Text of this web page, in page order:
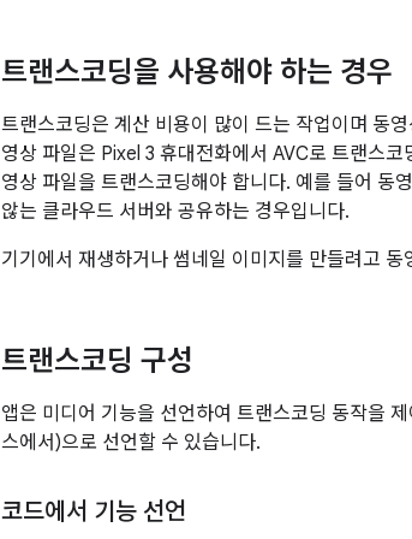
트랜스코딩을 사용해야 하는 경우
트랜스코딩은 계산 비용이 많이 드는 작업이며 동
영상 파일은 Pixel 3 휴대전화에서 AVC로 트랜스
영상 파일을 트랜스코딩해야 합니다. 예를 들어 동
않는 클라우드 서버와 공유하는 경우입니다.
기기에서 재생하거나 썸네일 이미지를 만들려고
트랜스코딩 구성
앱은 미디어 기능을 선언하여 트랜스코딩 동작을
스에서)으로 선언할 수 있습니다.
코드에서 기능 선언